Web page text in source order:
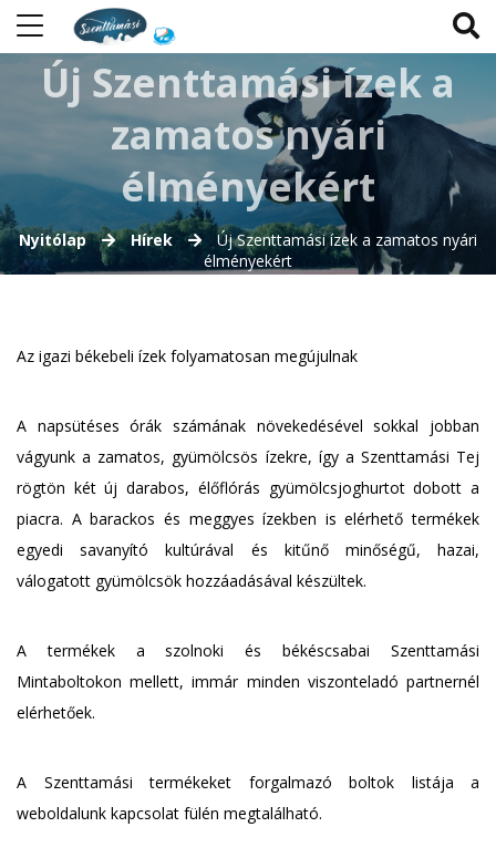
Új Szenttamási ízek a
zamatos nyári
élményekért
Nyitólap Hírek
Új Szenttamási ízek a zamatos nyári
élményekért
Az igazi békebeli ízek folyamatosan megújulnak
A napsütéses órák számának növekedésével sokkal jobban
vágyunk a zamatos, gyümölcsös ízekre, így a Szenttamási Tej
rögtön két új darabos, élőflórás gyümölcsjoghurtot dobott a
piacra. A barackos és meggyes ízekben is elérhető termékek
egyedi savanyító kultúrával és kitűnő minőségű, hazai,
válogatott gyümölcsök hozzáadásával készültek.
A termékek a szolnoki és békéscsabai Szenttamási
Mintaboltokon mellett, immár minden viszonteladó partnernél
elérhetőek.
A Szenttamási termékeket forgalmazó boltok listája a
weboldalunk kapcsolat fülén megtalálható.